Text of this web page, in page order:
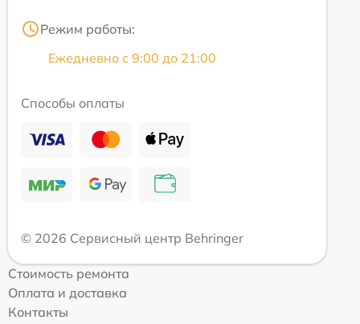
Режим работы:
Ежедневно с 9:00 до 21:00
Способы оплаты
© 2026 Сервисный центр Behringer
Стоимость ремонта
Оплата и доставка
Контакты